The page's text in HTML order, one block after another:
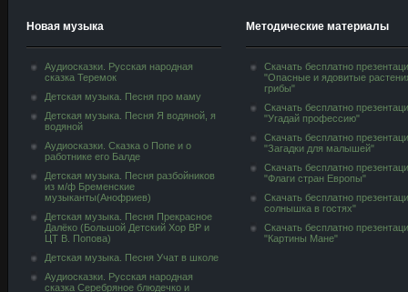
Новая музыка
Аудиосказки. Русская народная
сказка Теремок
Детская музыка. Песня про маму
Детская музыка. Песня Я водяной, я
водяной
Аудиосказки. Сказка о Попе и о
работнике его Балде
Детская музыка. Песня разбойников
из м/ф Бременские
музыканты(Анофриев)
Детская музыка. Песня Прекрасное
Далёко (Большой Детский Хор ВР и
ЦТ В. Попова)
Детская музыка. Песня Учат в школе
Аудиосказки. Русская народная
сказка Серебряное блюдечко и
Методические материалы
Скачать бесплатно
"Опасные и ядовитые
грибы"
Скачать бесплатно
"Угадай профессию"
Скачать бесплатно
"Загадки для малышей"
Скачать бесплатно
"Флаги стран Европы"
Скачать бесплатно
солнышка в гостях"
Скачать бесплатно
"Картины Мане"